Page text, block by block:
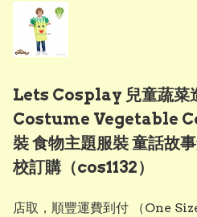
Lets Cosplay 兒童蔬菜
Costume Vegetable
裝 食物主題服裝 童話故
校訂購（cos1132）
店取，順豐運費到付 （One